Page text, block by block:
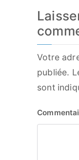
Votre
publiée.
sont